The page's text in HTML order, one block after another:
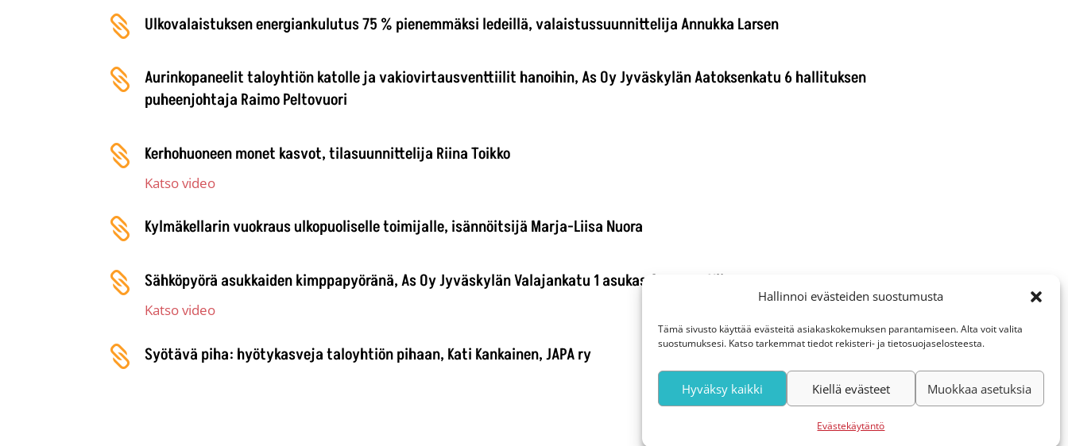
Hallinnoi evästeiden suostumusta
Tämä sivusto käyttää evästeitä asiakaskokemuksen parantamiseen. Alta voit valita
suostumuksesi. Katso tarkemmat tiedot rekisteri- ja tietosuojaselosteesta.
Hyväksy kaikki Kiellä evästeet Muokkaa asetuksia
Evästekäytäntö
 Ulkovalaistuksen energiankulutus 75 % pienemmäksi ledeillä, valaistussuunnittelija Annukka Larsen

Aurinkopaneelit taloyhtiön katolle ja vakiovirtausventtiilit hanoihin, As Oy Jyväskylän Aatoksenkatu 6 hallituksen
puheenjohtaja Raimo Peltovuori
 Kerhohuoneen monet kasvot, tilasuunnittelija Riina Toikko
Katso video
 Kylmäkellarin vuokraus ulkopuoliselle toimijalle, isännöitsijä Marja-Liisa Nuora
 Sähköpyörä asukkaiden kimppapyöränä, As Oy Jyväskylän Valajankatu 1 asukas Susanna Ylinen
Katso video
 Syötävä piha: hyötykasveja taloyhtiön pihaan, Kati Kankainen, JAPA ry